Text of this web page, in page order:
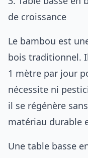
de croissance
Le bambou est
bois traditionnel.
1 mètre par jour
nécessite ni
il se régénère
matériau durable
Une table basse